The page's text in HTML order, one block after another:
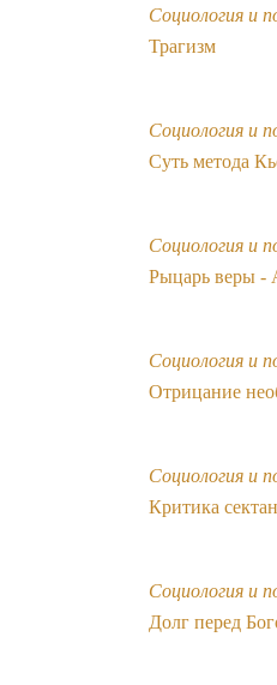
Социология и
Трагизм
Социология и
Суть метода
Социология и
Рыцарь веры -
Социология и
Отрицание
Социология и
Критика
Социология и
Долг перед